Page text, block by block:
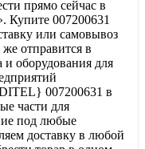
прямо сейчас в
Купите 007200631
или самовывоз
же отправится в
и оборудования для
007200631 в
части для
под любые
доставку в любой